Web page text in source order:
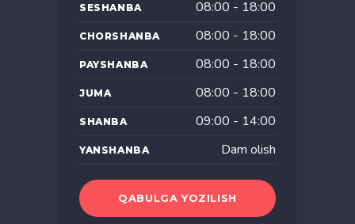
SESHANBA 08:00 - 18:00
CHORSHANBA 08:00 - 18:00
PAYSHANBA 08:00 - 18:00
JUMA 08:00 - 18:00
SHANBA 09:00 - 14:00
YANSHANBA Dam olish
QABULGA YOZILISH